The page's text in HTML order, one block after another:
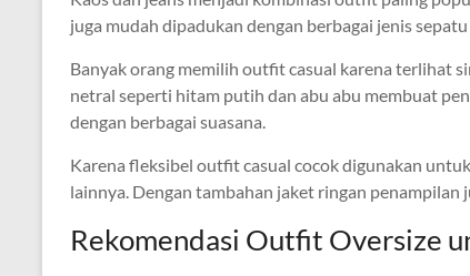
juga mudah dipadukan dengan berbagai jenis
Banyak orang memilih outfit casual karena terlihat
netral seperti hitam putih dan abu abu membuat
dengan berbagai suasana.
Karena fleksibel outfit casual cocok digunakan
lainnya. Dengan tambahan jaket ringan
Rekomendasi Outfit Oversize